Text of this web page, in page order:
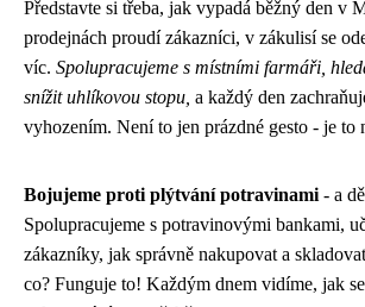
Představte si třeba, jak vypadá běžný den v
prodejnách proudí zákazníci, v zákulisí se
víc. Spolupracujeme s místními farmáři,
snížit uhlíkovou stopu, a každý den
vyhozením. Není to jen prázdné gesto - je to
Bojujeme proti plýtvání potravinami - a
Spolupracujeme s potravinovými bankami,
zákazníky, jak správně nakupovat a
co? Funguje to! Každým dnem vidíme, jak